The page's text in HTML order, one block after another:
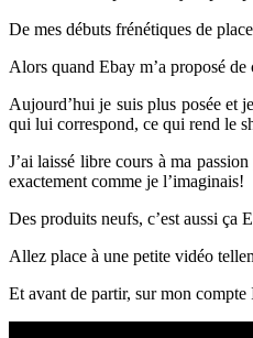
De mes débuts frénétiques de
Alors quand Ebay m’a proposé
Aujourd’hui je suis plus posée et
qui lui correspond, ce qui rend le
J’ai laissé libre cours à ma
exactement comme je l’imaginais!
Des produits neufs, c’est aussi ça
Allez place à une petite vidéo
Et avant de partir, sur mon